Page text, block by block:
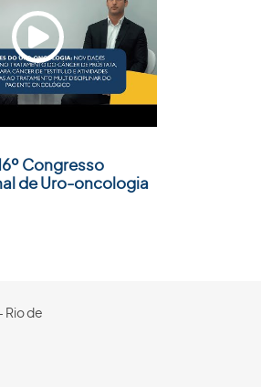
Congresso
de Uro-oncologia
Rio de